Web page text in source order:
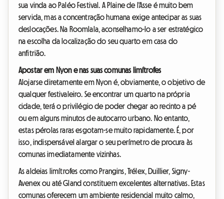
sua vinda ao Paléo Festival. A Plaine de l'Asse é muito bem
servida, mas a concentração humana exige antecipar as suas
deslocações. Na Roomlala, aconselhamo-lo a ser estratégico
na escolha da localização do seu quarto em casa do
anfitrião.
Apostar em Nyon e nas suas comunas limítrofes
Alojarse diretamente em Nyon é, obviamente, o objetivo de
qualquer festivaleiro. Se encontrar um quarto na própria
cidade, terá o privilégio de poder chegar ao recinto a pé
ou em alguns minutos de autocarro urbano. No entanto,
estas pérolas raras esgotam-se muito rapidamente. É, por
isso, indispensável alargar o seu perímetro de procura às
comunas imediatamente vizinhas.
As aldeias limítrofes como Prangins, Trélex, Duillier, Signy-
Avenex ou até Gland constituem excelentes alternativas. Estas
comunas oferecem um ambiente residencial muito calmo,